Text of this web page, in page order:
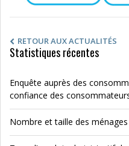
RETOUR AUX ACTUALITÉS
Statistiques récentes
Enquête auprès des
confiance des
Nombre et taille des ménages